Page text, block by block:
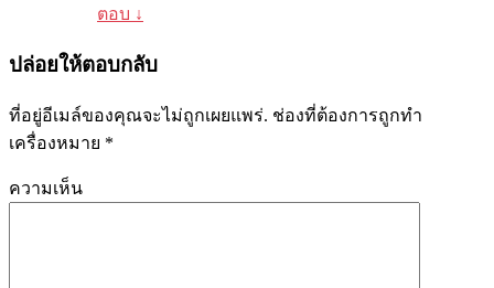
ตอบ ↓
ปล่อยให้ตอบกลับ
ที่อยู่อีเมล์ของคุณจะไม่ถูกเผยแพร่. ช่องที่ต้องการถูกทำ
เครื่องหมาย *
ความเห็น